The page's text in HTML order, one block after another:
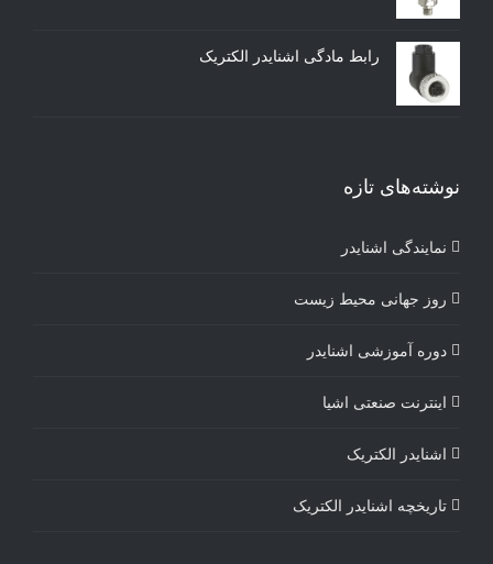
رابط مادگی اشنایدر الکتریک
نوشته‌های تازه
نمایندگی اشنایدر
روز جهانی محیط زیست
دوره آموزشی اشنایدر
اینترنت صنعتی اشیا
اشنایدر الکتریک
تاریخچه اشنایدر الکتریک